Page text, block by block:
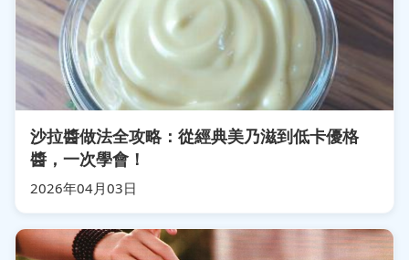
沙拉醬做法全攻略：從經典美乃滋到低卡優格
醬，一次學會！
2026年04月03日